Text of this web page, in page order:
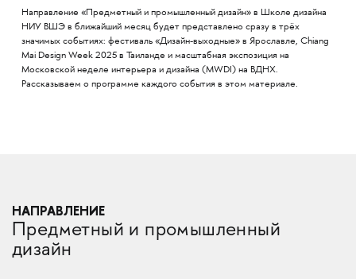
Направление «Предметный и промышленный дизайн» в Школе дизайна
НИУ ВШЭ в ближайший месяц будет представлено сразу в трёх
значимых событиях: фестиваль «Дизайн-выходные» в Ярославле, Chiang
Mai Design Week 2025 в Таиланде и масштабная экспозиция на
Московской неделе интерьера и дизайна (MWDI) на ВДНХ.
Рассказываем о программе каждого события в этом материале.
НАПРАВЛЕНИЕ
Предметный и промышленный
дизайн